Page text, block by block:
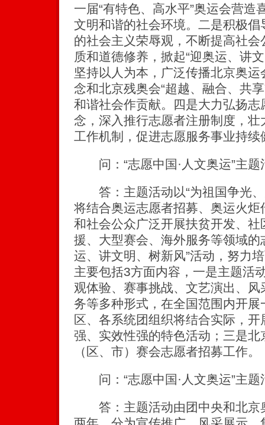
一届“有特色、高水平”奥运会营造
文明和谐的社会环境。二是积极倡
的社会主义荣辱观，不断提高社
质和道德修养，掀起“迎奥运、讲
坚持以人为本，广泛传播北京奥运
念和北京残奥会“超越、融合、共
和谐社会作贡献。四是大力弘扬
念，深入推行志愿者注册制度，
工作机制，促进志愿服务事业持续
问：“志愿中国·人文奥运”主题
答：主题活动以“为祖国争光、
将结合奥运志愿者招募、奥运火
和社会公众广泛开展扶贫开发、
援、大型赛会、海外服务等领域的
运、讲文明、树新风”活动，努力
主要包括3方面内容，一是主题活
观体验、赛事挑战、文艺演出、
务等多种形式，在全国范围内开
区、各系统团组织将结合实际，
强、实效性强的特色活动；三是
（区、市）赛会志愿者招募工作。
问：“志愿中国·人文奥运”主题
答：主题活动由团中央和北京